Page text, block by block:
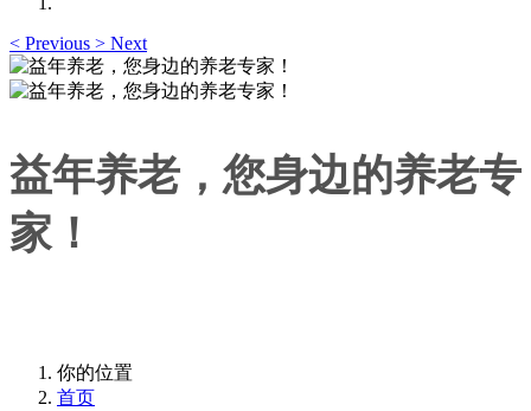
< Previous > Next
益年养老，您身边的养老专
家！
你的位置
首页